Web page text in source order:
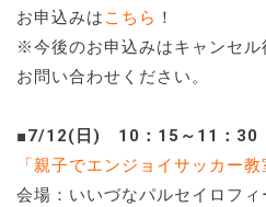
お申込みは こちら ！
※今後のお申込みはキャンセ
お問い合わせください。
■7/12(日) 10：15～11：30
「親子でエンジョイサッカー教
会場：いいづなパルセイロフィ